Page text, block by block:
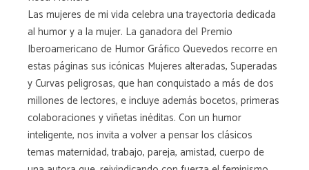
Las mujeres de mi vida celebra una trayectoria dedicada
al humor y a la mujer. La ganadora del Premio
Iberoamericano de Humor Gráfico Quevedos recorre en
estas páginas sus icónicas Mujeres alteradas, Superadas
y Curvas peligrosas, que han conquistado a más de dos
millones de lectores, e incluye además bocetos, primeras
colaboraciones y viñetas inéditas. Con un humor
inteligente, nos invita a volver a pensar los clásicos
temas maternidad, trabajo, pareja, amistad, cuerpo de